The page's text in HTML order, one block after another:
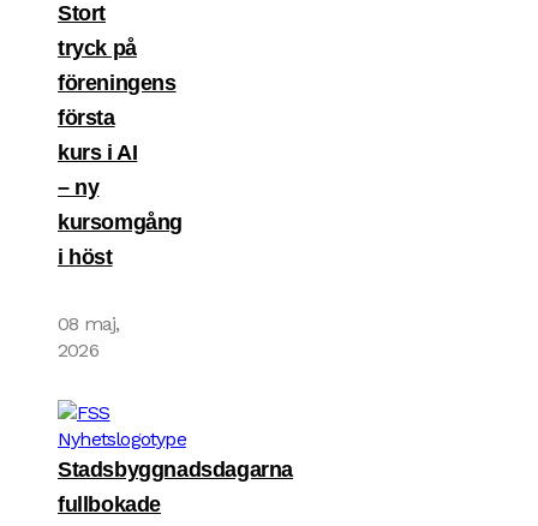
Stort
tryck på
föreningens
första
kurs i AI
– ny
kursomgång
i höst
08 maj,
2026
Stadsbyggnadsdagarna
fullbokade